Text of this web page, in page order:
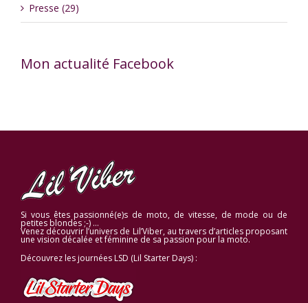
Presse (29)
Mon actualité Facebook
Si vous êtes passionné(e)s de moto, de vitesse, de mode ou de
petites blondes ;-) …
Venez découvrir l’univers de Lil’Viber, au travers d’articles proposant
une vision décalée et féminine de sa passion pour la moto.
Découvrez les journées LSD (Lil Starter Days) :